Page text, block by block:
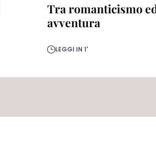
Tra romanticismo
avventura
LEGGI IN 1'